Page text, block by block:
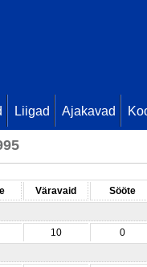
Liigad Ajakavad
Väravaid
Sööte
10
0